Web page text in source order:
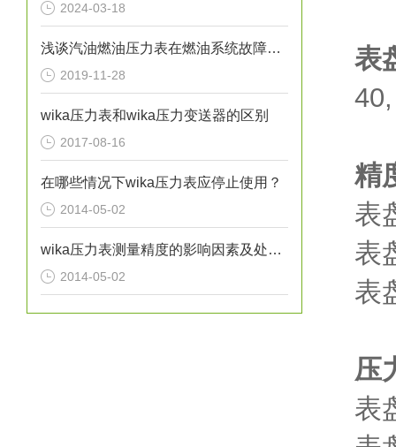
2024-03-18
浅谈汽油燃油压力表在燃油系统故障排除中的应用
2019-11-28
wika压力表和wika压力变送器的区别
2017-08-16
在哪些情况下wika压力表应停止使用？
2014-05-02
wika压力表测量精度的影响因素及处理方法分析
2014-05-02
表
精
表
压
表